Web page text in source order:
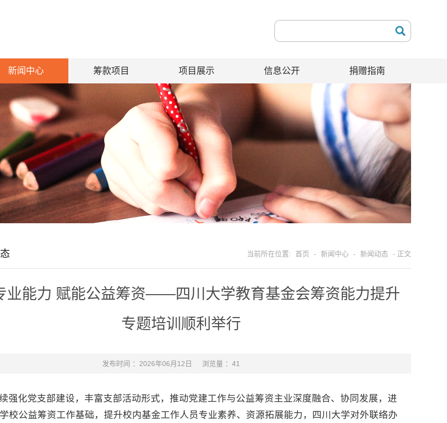
新闻中心 筹款项目 项目展示 信息公开 捐赠指南
当前所在位置: 首页 - 新闻中心 - 新闻动态 - 正文
业能力 赋能公益筹资——四川大学教育基金会筹资能力提升
专题培训顺利举行
发布时间 ：2026年06月12日 浏览量 ： 41
强化党支部建设，丰富支部活动形式，推动党建工作与公益筹资主业深度融合、协同发展，进
校公益筹资工作基础，提升校内基金工作人员专业素养、资源拓展能力，四川大学对外联络办